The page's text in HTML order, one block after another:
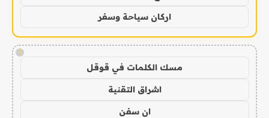
اركان سياحة وسفر
!
مسك الكلمات في قوقل
اشراق التقنية
ان سفن